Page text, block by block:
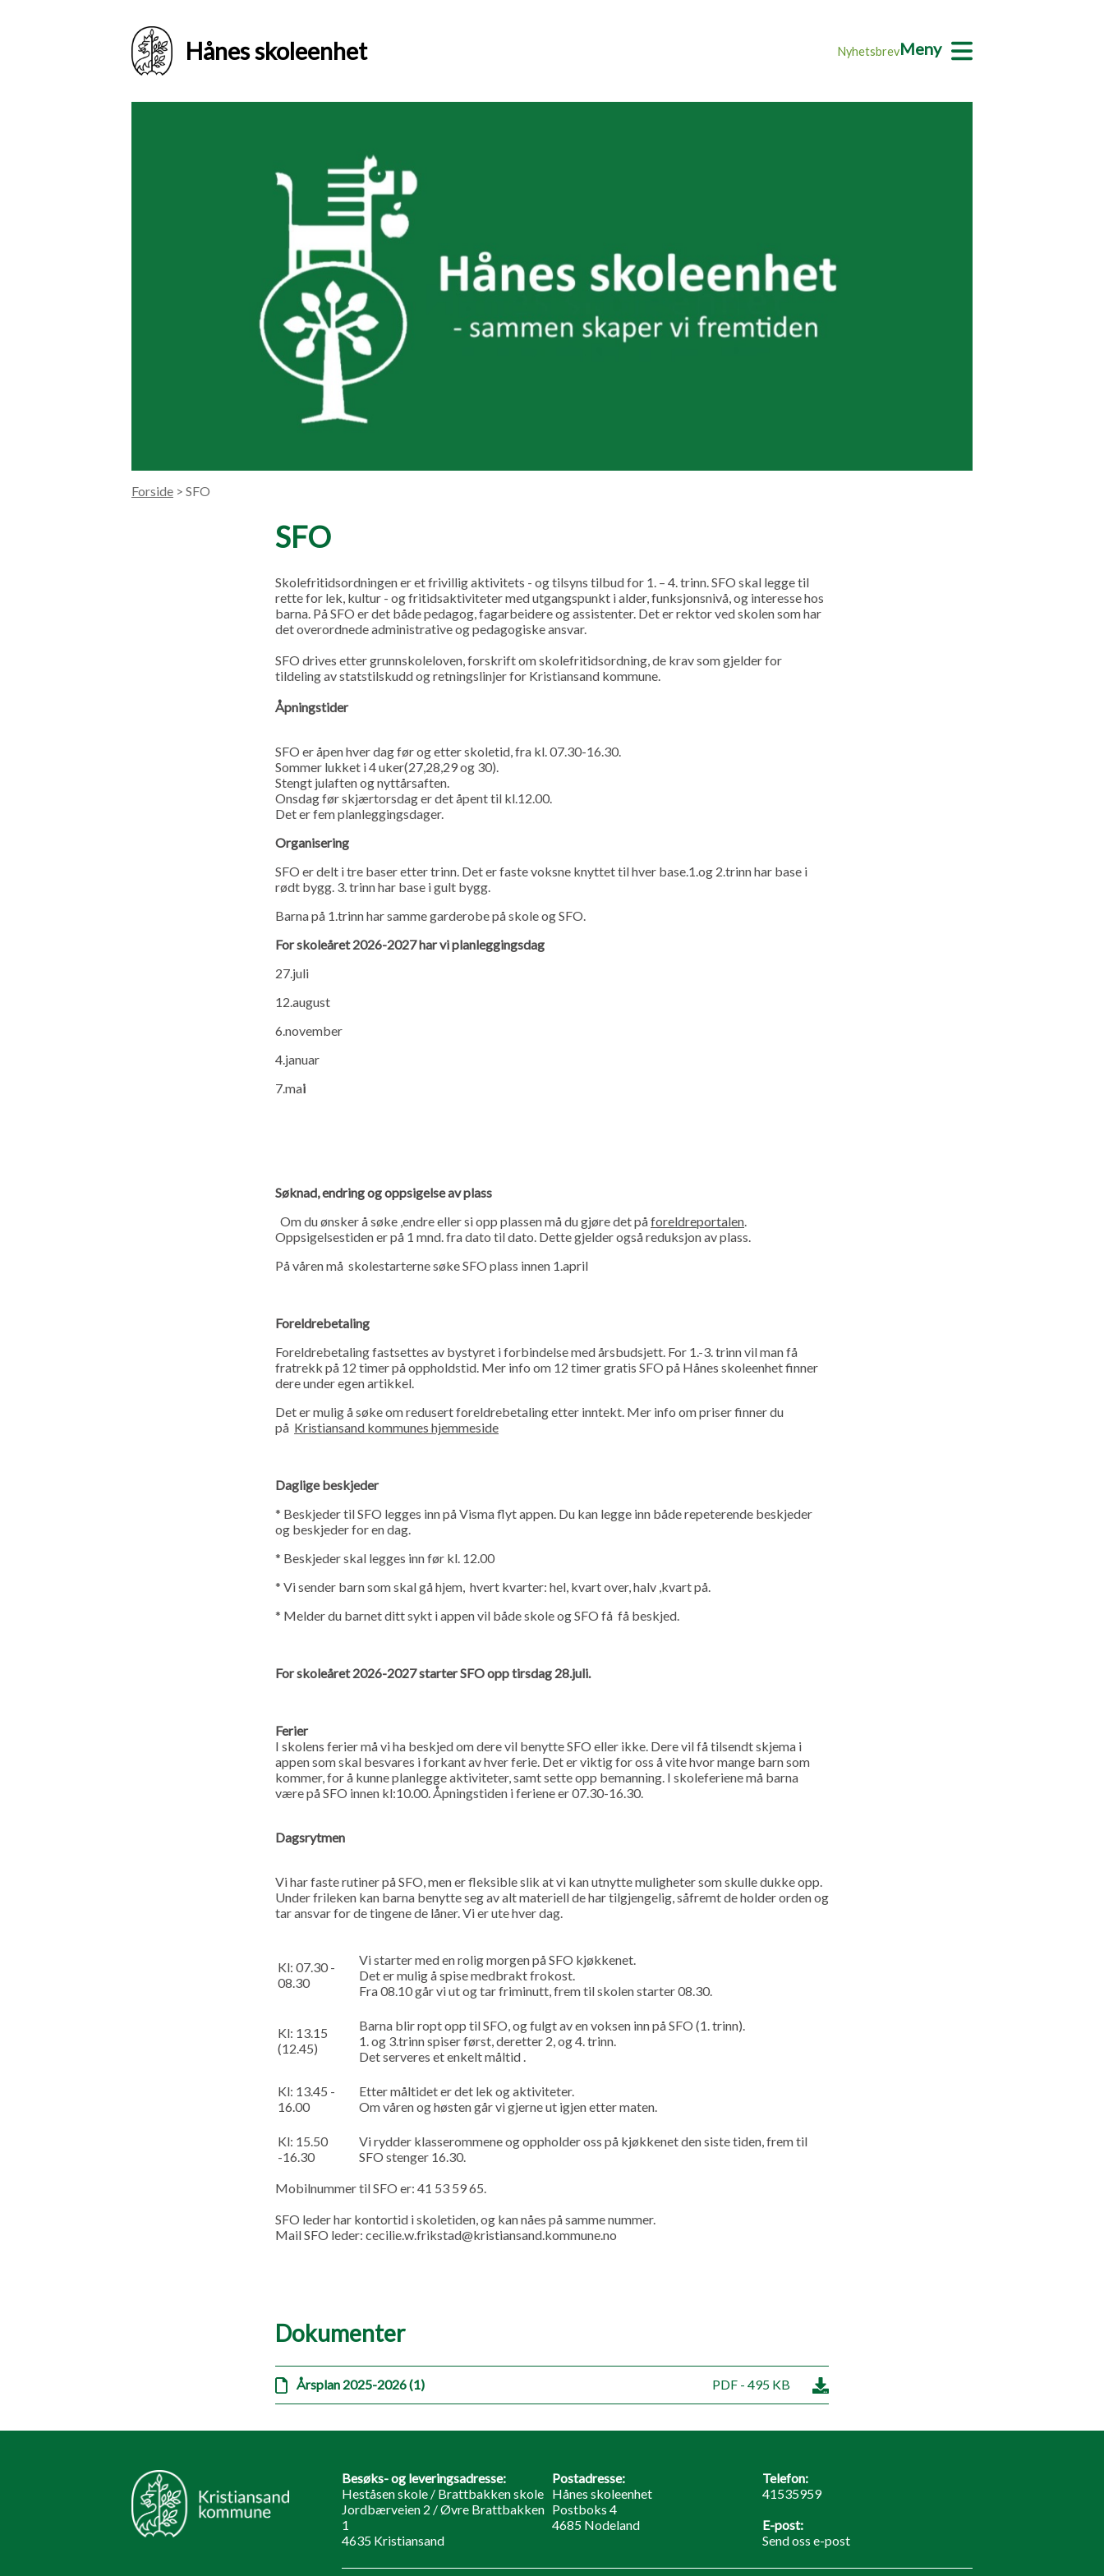
Hånes skoleenhet NyhetsbrevMeny
Forside > SFO
SFO
Skolefritidsordningen er et frivillig aktivitets - og tilsyns tilbud for 1. – 4. trinn. SFO skal legge til
rette for lek, kultur - og fritidsaktiviteter med utgangspunkt i alder, funksjonsnivå, og interesse hos
barna. På SFO er det både pedagog, fagarbeidere og assistenter. Det er rektor ved skolen som har
det overordnede administrative og pedagogiske ansvar.
SFO drives etter grunnskoleloven, forskrift om skolefritidsordning, de krav som gjelder for
tildeling av statstilskudd og retningslinjer for Kristiansand kommune.
Åpningstider
SFO er åpen hver dag før og etter skoletid, fra kl. 07.30-16.30.
Sommer lukket i 4 uker(27,28,29 og 30).
Stengt julaften og nyttårsaften.
Onsdag før skjærtorsdag er det åpent til kl.12.00.
Det er fem planleggingsdager.
Organisering
SFO er delt i tre baser etter trinn. Det er faste voksne knyttet til hver base.1.og 2.trinn har base i
rødt bygg. 3. trinn har base i gult bygg.
Barna på 1.trinn har samme garderobe på skole og SFO.
For skoleåret 2026-2027 har vi planleggingsdag
27.juli
12.august
6.november
4.januar
7.mai
Søknad, endring og oppsigelse av plass
Om du ønsker å søke ,endre eller si opp plassen må du gjøre det påforeldreportalen.
Oppsigelsestiden er på 1 mnd. fra dato til dato. Dette gjelder også reduksjon av plass.
På våren må skolestarterne søke SFO plass innen 1.april
Foreldrebetaling
Foreldrebetaling fastsettes av bystyret i forbindelse med årsbudsjett. For 1.-3. trinn vil man få
fratrekk på 12 timer på oppholdstid. Mer info om 12 timer gratis SFO på Hånes skoleenhet finner
dere under egen artikkel.
Det er mulig å søke om redusert foreldrebetaling etter inntekt. Mer info om priser finner du
på Kristiansand kommunes hjemmeside
Daglige beskjeder
* Beskjeder til SFO legges inn på Visma flyt appen. Du kan legge inn både repeterende beskjeder
og beskjeder for en dag.
* Beskjeder skal legges inn før kl. 12.00
* Vi sender barn som skal gå hjem, hvert kvarter: hel, kvart over, halv ,kvart på.
* Melder du barnet ditt sykt i appen vil både skole og SFO få få beskjed.
For skoleåret 2026-2027 starter SFO opp tirsdag 28.juli.
Ferier
I skolens ferier må vi ha beskjed om dere vil benytte SFO eller ikke. Dere vil få tilsendt skjema i
appen som skal besvares i forkant av hver ferie. Det er viktig for oss å vite hvor mange barn som
kommer, for å kunne planlegge aktiviteter, samt sette opp bemanning. I skoleferiene må barna
være på SFO innen kl:10.00. Åpningstiden i feriene er 07.30-16.30.
Dagsrytmen
Vi har faste rutiner på SFO, men er fleksible slik at vi kan utnytte muligheter som skulle dukke opp.
Under frileken kan barna benytte seg av alt materiell de har tilgjengelig, såfremt de holder orden og
tar ansvar for de tingene de låner. Vi er ute hver dag.
Kl: 07.30 -
08.30
Vi starter med en rolig morgen på SFO kjøkkenet.
Det er mulig å spise medbrakt frokost.
Fra 08.10 går vi ut og tar friminutt, frem til skolen starter 08.30.
Kl: 13.15
(12.45)
Barna blir ropt opp til SFO, og fulgt av en voksen inn på SFO (1. trinn).
1. og 3.trinn spiser først, deretter 2, og 4. trinn.
Det serveres et enkelt måltid .
Kl: 13.45 -
16.00
Etter måltidet er det lek og aktiviteter.
Om våren og høsten går vi gjerne ut igjen etter maten.
Kl: 15.50
-16.30
Vi rydder klasserommene og oppholder oss på kjøkkenet den siste tiden, frem til
SFO stenger 16.30.
Mobilnummer til SFO er: 41 53 59 65.
SFO leder har kontortid i skoletiden, og kan nåes på samme nummer.
Mail SFO leder: cecilie.w.frikstad@kristiansand.kommune.no
Dokumenter
Årsplan 2025-2026 (1) PDF - 495 KB
Besøks- og leveringsadresse:
Heståsen skole / Brattbakken skole
Jordbærveien 2 / Øvre Brattbakken
1
4635 Kristiansand
Postadresse:
Hånes skoleenhet
Postboks 4
4685 Nodeland
Telefon:
41535959
E-post:
Send oss e-post